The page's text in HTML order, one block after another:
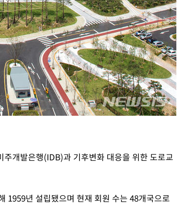
개발은행(IDB)과 기후변화 대응을 위한 도로교
1959년 설립됐으며 현재 회원 수는 48개국으로